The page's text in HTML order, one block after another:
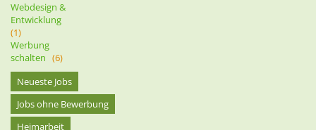
Webdesign &
Entwicklung
(1)
Werbung
schalten (6)
Neueste Jobs
Jobs ohne Bewerbung
Heimarbeit